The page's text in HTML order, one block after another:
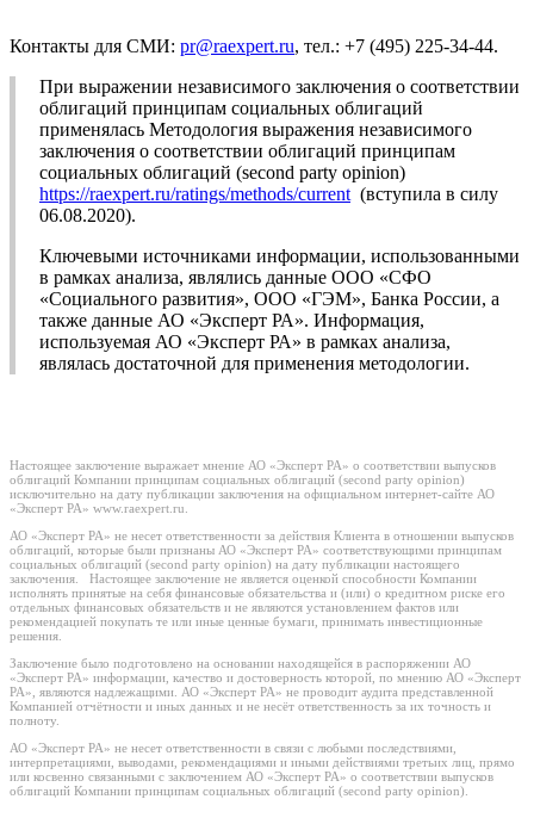
Контакты для СМИ: pr@raexpert.ru, тел.: +7 (495) 225-34-44.
При выражении независимого заключения о соответствии
облигаций принципам социальных облигаций
применялась Методология выражения независимого
заключения о соответствии облигаций принципам
социальных облигаций (second party opinion)
https://raexpert.ru/ratings/methods/current (вступила в силу
06.08.2020).
Ключевыми источниками информации, использованными
в рамках анализа, являлись данные ООО «СФО
«Социального развития», ООО «ГЭМ», Банка России, а
также данные АО «Эксперт РА». Информация,
используемая АО «Эксперт РА» в рамках анализа,
являлась достаточной для применения методологии.
Настоящее заключение выражает мнение АО «Эксперт РА» о соответствии выпусков
облигаций Компании принципам социальных облигаций (second party opinion)
исключительно на дату публикации заключения на официальном интернет-сайте АО
«Эксперт РА» www.raexpert.ru.
АО «Эксперт РА» не несет ответственности за действия Клиента в отношении выпусков
облигаций, которые были признаны АО «Эксперт РА» соответствующими принципам
социальных облигаций (second party opinion) на дату публикации настоящего
заключения. Настоящее заключение не является оценкой способности Компании
исполнять принятые на себя финансовые обязательства и (или) о кредитном риске его
отдельных финансовых обязательств и не являются установлением фактов или
рекомендацией покупать те или иные ценные бумаги, принимать инвестиционные
решения.
Заключение было подготовлено на основании находящейся в распоряжении АО
«Эксперт РА» информации, качество и достоверность которой, по мнению АО «Эксперт
РА», являются надлежащими. АО «Эксперт РА» не проводит аудита представленной
Компанией отчётности и иных данных и не несёт ответственность за их точность и
полноту.
АО «Эксперт РА» не несет ответственности в связи с любыми последствиями,
интерпретациями, выводами, рекомендациями и иными действиями третьих лиц, прямо
или косвенно связанными с заключением АО «Эксперт РА» о соответствии выпусков
облигаций Компании принципам социальных облигаций (second party opinion).